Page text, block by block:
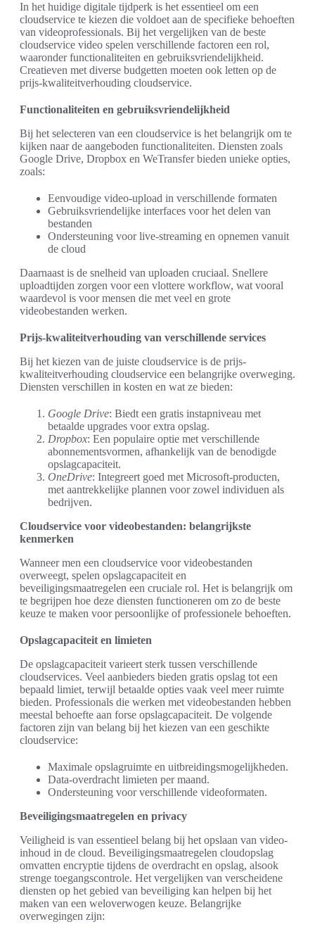
In het huidige digitale tijdperk is het essentieel om een
cloudservice te kiezen die voldoet aan de specifieke behoeften
van videoprofessionals. Bij het vergelijken van de beste
cloudservice video spelen verschillende factoren een rol,
waaronder functionaliteiten en gebruiksvriendelijkheid.
Creatieven met diverse budgetten moeten ook letten op de
prijs-kwaliteitverhouding cloudservice.
Functionaliteiten en gebruiksvriendelijkheid
Bij het selecteren van een cloudservice is het belangrijk om te
kijken naar de aangeboden functionaliteiten. Diensten zoals
Google Drive, Dropbox en WeTransfer bieden unieke opties,
zoals:
Eenvoudige video-upload in verschillende formaten
Gebruiksvriendelijke interfaces voor het delen van
bestanden
Ondersteuning voor live-streaming en opnemen vanuit
de cloud
Daarnaast is de snelheid van uploaden cruciaal. Snellere
uploadtijden zorgen voor een vlottere workflow, wat vooral
waardevol is voor mensen die met veel en grote
videobestanden werken.
Prijs-kwaliteitverhouding van verschillende services
Bij het kiezen van de juiste cloudservice is de prijs-
kwaliteitverhouding cloudservice een belangrijke overweging.
Diensten verschillen in kosten en wat ze bieden:
Google Drive: Biedt een gratis instapniveau met
betaalde upgrades voor extra opslag.
Dropbox: Een populaire optie met verschillende
abonnementsvormen, afhankelijk van de benodigde
opslagcapaciteit.
OneDrive: Integreert goed met Microsoft-producten,
met aantrekkelijke plannen voor zowel individuen als
bedrijven.
Cloudservice voor videobestanden: belangrijkste
kenmerken
Wanneer men een cloudservice voor videobestanden
overweegt, spelen opslagcapaciteit en
beveiligingsmaatregelen een cruciale rol. Het is belangrijk om
te begrijpen hoe deze diensten functioneren om zo de beste
keuze te maken voor persoonlijke of professionele behoeften.
Opslagcapaciteit en limieten
De opslagcapaciteit varieert sterk tussen verschillende
cloudservices. Veel aanbieders bieden gratis opslag tot een
bepaald limiet, terwijl betaalde opties vaak veel meer ruimte
bieden. Professionals die werken met videobestanden hebben
meestal behoefte aan forse opslagcapaciteit. De volgende
factoren zijn van belang bij het kiezen van een geschikte
cloudservice:
Maximale opslagruimte en uitbreidingsmogelijkheden.
Data-overdracht limieten per maand.
Ondersteuning voor verschillende videoformaten.
Beveiligingsmaatregelen en privacy
Veiligheid is van essentieel belang bij het opslaan van video-
inhoud in de cloud. Beveiligingsmaatregelen cloudopslag
omvatten encryptie tijdens de overdracht en opslag, alsook
strenge toegangscontrole. Het vergelijken van verscheidene
diensten op het gebied van beveiliging kan helpen bij het
maken van een weloverwogen keuze. Belangrijke
overwegingen zijn: